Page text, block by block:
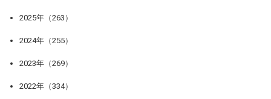
2025年（263）
2024年（255）
2023年（269）
2022年（334）